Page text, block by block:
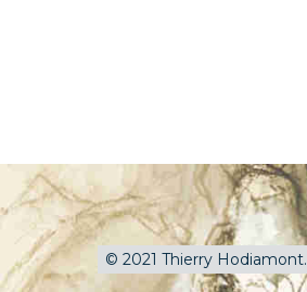
© 2021 Thierry Hodiamont.